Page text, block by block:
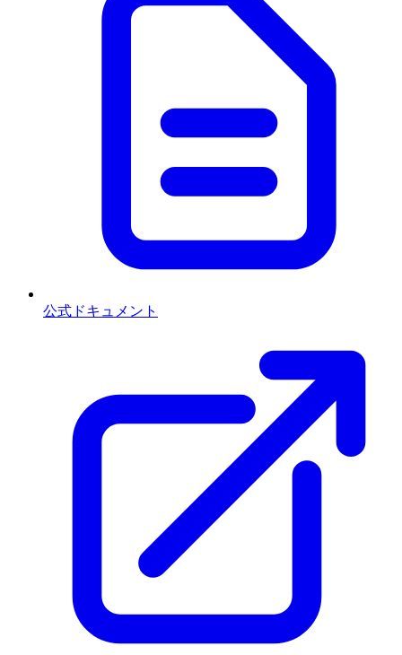
公式ドキュメント